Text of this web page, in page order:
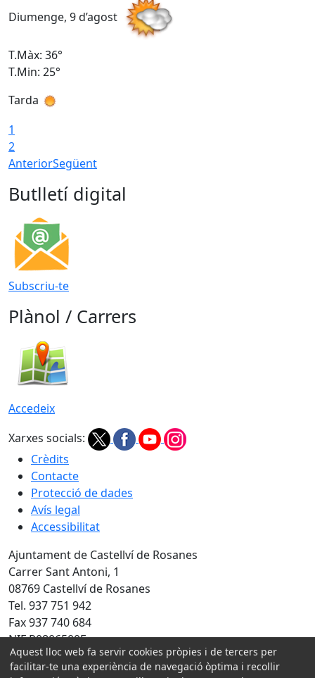
Diumenge, 9 d’agost
T.Màx: 36°
T.Min: 25°
Tarda
1
2
AnteriorSegüent
Butlletí digital
Subscriu-te
Plànol / Carrers
Accedeix
Xarxes socials:
Crèdits
Contacte
Protecció de dades
Avís legal
Accessibilitat
Ajuntament de Castellví de Rosanes
Carrer Sant Antoni, 1
08769 Castellví de Rosanes
Tel. 937 751 942
Fax 937 740 684
NIF P0806500E
Amb la col·laboració de:
Aquest lloc web fa servir cookies pròpies i de tercers per
facilitar-te una experiència de navegació òptima i recollir